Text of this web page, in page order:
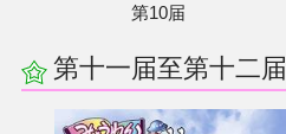
第10届
第十一届至第十二届